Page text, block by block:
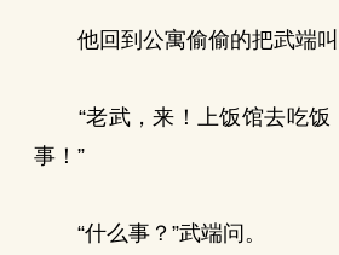
他回到公寓偷偷的把武端叫
“老武，来！上饭馆去吃饭
事！”
“什么事？”武端问。